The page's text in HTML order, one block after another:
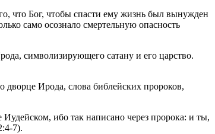
что Бог, чтобы спасти ему жизнь был вынужден
само осознало смертельную опасность
символизирующего сатану и его царство.
Ирода, слова библейских пророков,
ибо так написано через пророка: и ты,
7).